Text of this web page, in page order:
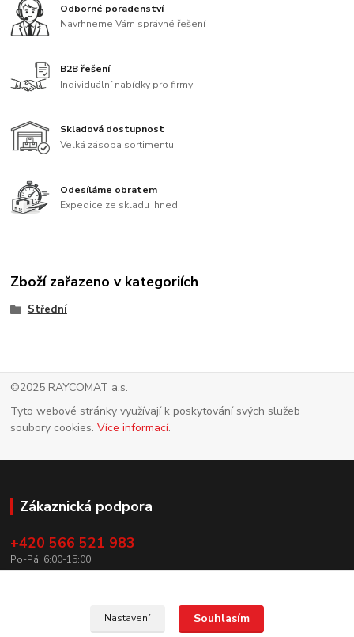
Odborné poradenství
Navrhneme Vám správné řešení
B2B řešení
Individuální nabídky pro firmy
Skladová dostupnost
Velká zásoba sortimentu
Odesíláme obratem
Expedice ze skladu ihned
Zboží zařazeno v kategoriích
Střední
©2025 RAYCOMAT a.s.
Tyto webové stránky využívají k poskytování svých služeb
soubory cookies.Více informací.
Zákaznická podpora
+420 566 521 983
Po-Pá: 6:00-15:00
Nastavení Souhlasím